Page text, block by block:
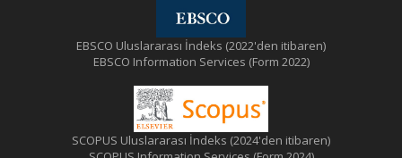
EBSCO Uluslararası İndeks (2022'den itibaren)
EBSCO Information Services (Form 2022)
SCOPUS Uluslararası İndeks (2024'den itibaren)